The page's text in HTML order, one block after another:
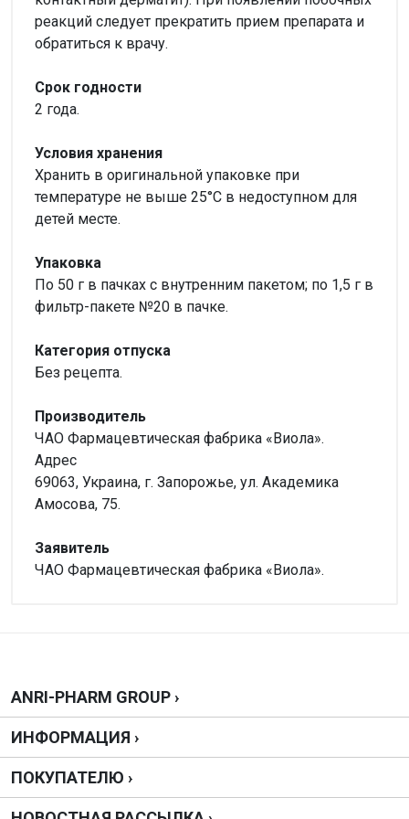
реакций следует прекратить прием препарата и
обратиться к врачу.
Срок годности
2 года.
Условия хранения
Хранить в оригинальной упаковке при
температуре не выше 25°С в недоступном для
детей месте.
Упаковка
По 50 г в пачках с внутренним пакетом; по 1,5 г в
фильтр-пакете №20 в пачке.
Категория отпуска
Без рецепта.
Производитель
ЧАО Фармацевтическая фабрика «Виола».
Адрес
69063, Украина, г. Запорожье, ул. Академика
Амосова, 75.
Заявитель
ЧАО Фармацевтическая фабрика «Виола».
1.5г
АТС-Классификация
Написать отзыв
Оценка
ANRI-PHARM GROUP ›
ИНФОРМАЦИЯ ›
ПОКУПАТЕЛЮ ›